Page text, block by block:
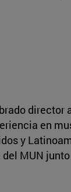
director
en
y
MUN